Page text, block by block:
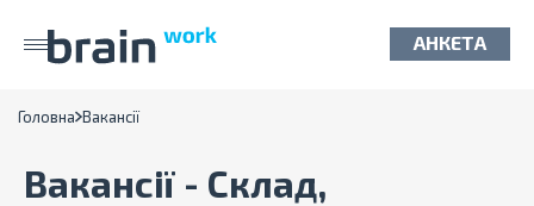
АНКЕТА
Головна Вакансії
Вакансії - Склад,